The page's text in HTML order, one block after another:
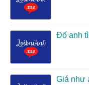
Đố anh
Giá như